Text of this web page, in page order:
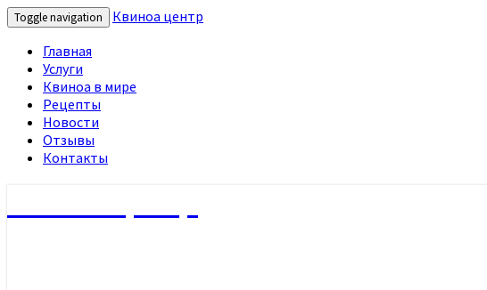
Toggle navigation
Квиноа центр
Главная
Услуги
Квиноа в мире
Рецепты
Новости
Отзывы
Контакты